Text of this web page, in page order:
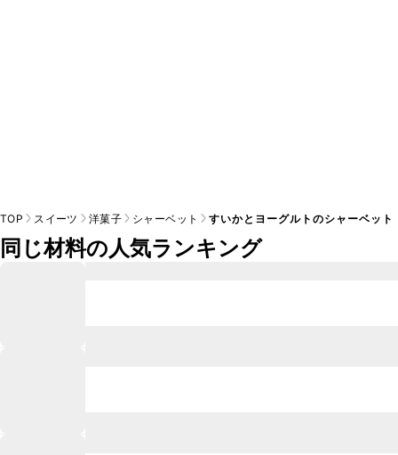
TOP スイーツ 洋菓子 シャーベット すいかとヨーグルトのシャーベット
同じ材料の人気ランキング